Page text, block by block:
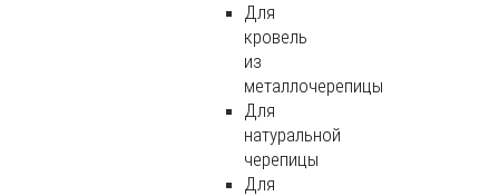
Для
кровель
из
металлочерепицы
Для
натуральной
черепицы
Для